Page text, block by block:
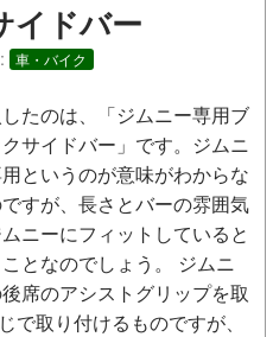
イドバー
車・バイク
たのは、「ジムニー専用ブ
サイドバー」です。ジムニ
というのが意味がわからな
すが、長さとバーの雰囲気
ニーにフィットしていると
となのでしょう。 ジムニ
席のアシストグリップを取
で取り付けるものですが、